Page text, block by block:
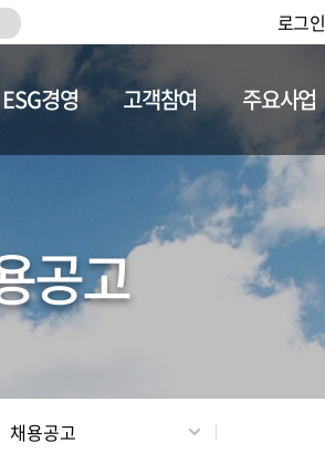
로그인
채용정보
ESG경영 고객참여 주요사업
공고
채용공고